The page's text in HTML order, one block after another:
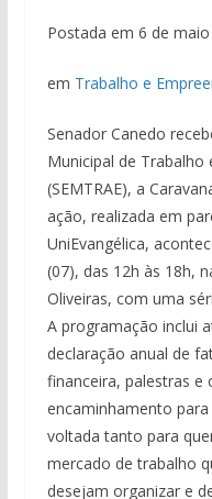
Postada em 6 de
em Trabalho e
Senador Canedo
Municipal de Trabalho
(SEMTRAE), a
ação, realizada em
UniEvangélica,
(07), das 12h às 18h,
Oliveiras, com uma
A programação inclui
declaração anual de
financeira, palestras e
encaminhamento
voltada tanto para
mercado de trabalho
desejam organizar e